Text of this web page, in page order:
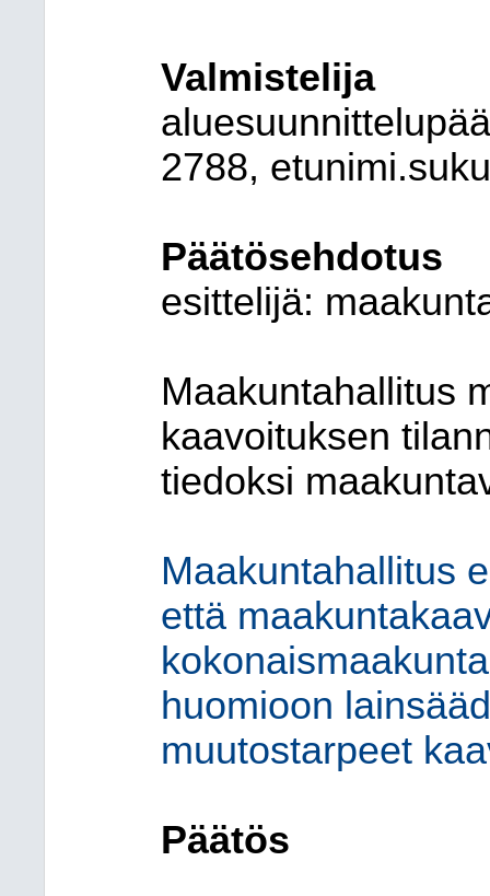
Valmistelija
2788,
Päätösehdotus
esittelijä:
Maakuntahallitus
kaavoituksen
tiedoksi
Maakuntahallitus
että
huomioon
muutostarpeet
Päätös